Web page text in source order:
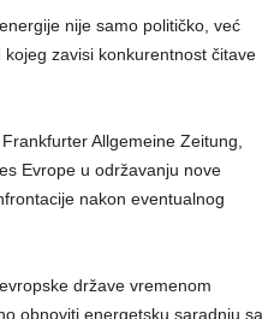
nije samo političko, već
zavisi konkurentnost čitave
Allgemeine Zeitung,
Evrope u održavanju nove
nakon eventualnog
države vremenom
obnoviti energetsku saradnju sa